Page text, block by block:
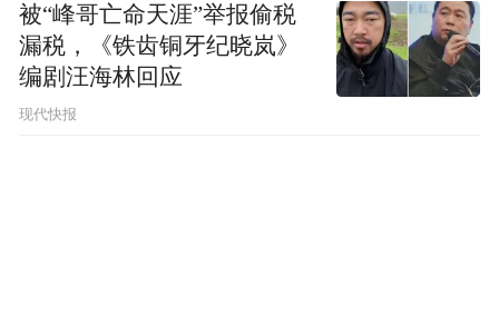
被“峰哥亡命天涯”举报偷税
漏税，《铁齿铜牙纪晓岚》
编剧汪海林回应
现代快报